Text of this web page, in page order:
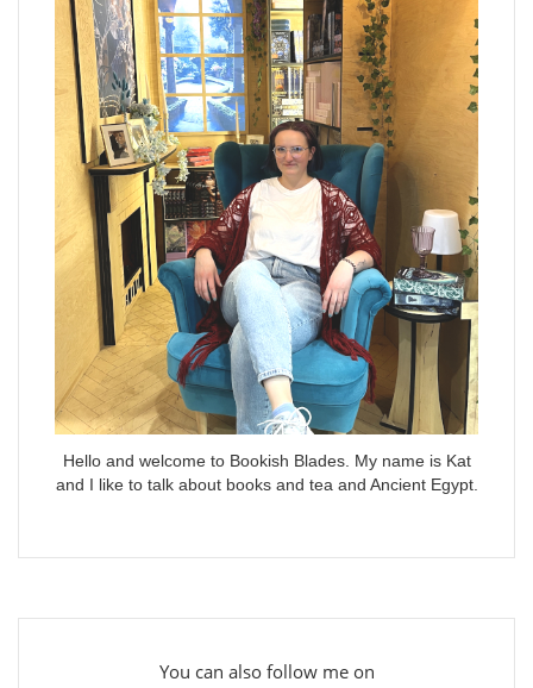
Hello and welcome to Bookish Blades. My name is Kat
and I like to talk about books and tea and Ancient Egypt.
You can also follow me on